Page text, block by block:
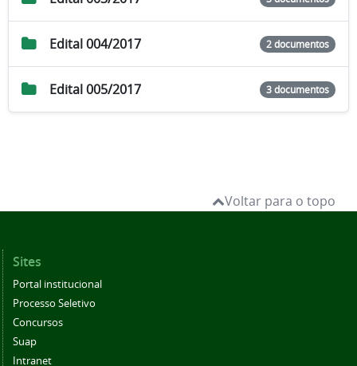
Edital 004/2017 2 documentos
Edital 005/2017 3 documentos
Voltar para o topo
Sites
Portal institucional
Processo Seletivo
Concursos
Suap
Intranet